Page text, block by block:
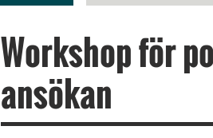
Workshop för
ansökan